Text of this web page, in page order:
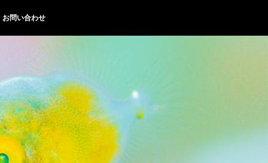
お問い合わせ